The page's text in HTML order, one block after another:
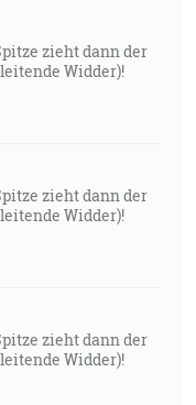
zieht dann der
Widder)!
zieht dann der
Widder)!
zieht dann der
Widder)!